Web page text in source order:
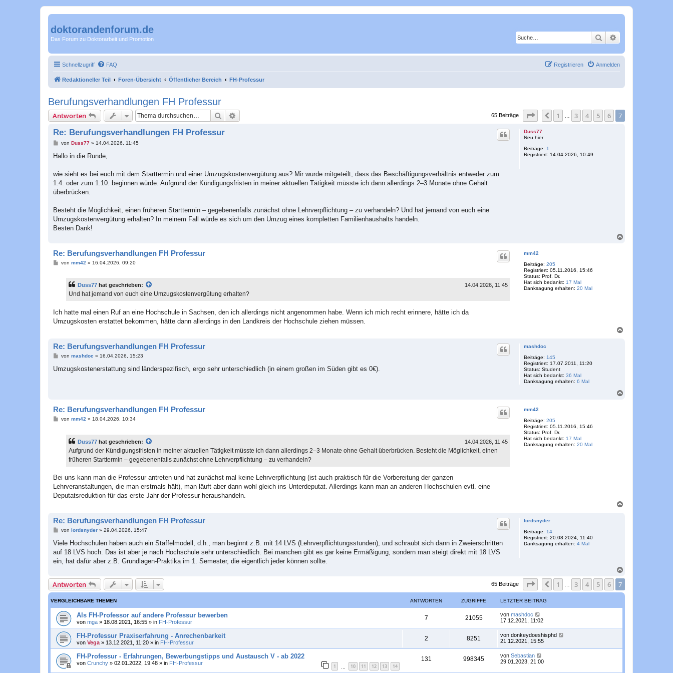
doktorandenforum.de
Das Forum zu Doktorarbeit und Promotion Suche
Schnellzugriff FAQ Anmelden
Registrieren
Redaktioneller Teil Foren-Übersicht Öffentlicher Bereich FH-Professur
Berufungsverhandlungen FH Professur
Antworten Suche 65 Beiträge Seite von
Vorherige
1 3 4 5 6 7
Duss77
Neu hier
Beiträge: 1
Registriert: 14.04.2026, 10:49
Re: Berufungsverhandlungen FH Professur
B
i
a
von Duss77» 14.04.2026, 11:45
Hallo in die Runde,
wie sieht es bei euch mit dem Starttermin und einer Umzugskostenvergütung aus? Mir wurde mitgeteilt, dass das Beschäftigungsverhältnis entweder zum
1.4. oder zum 1.10. beginnen würde. Aufgrund der Kündigungsfristen in meiner aktuellen Tätigkeit müsste ich dann allerdings 2–3 Monate ohne Gehalt
überbrücken.
Besteht die Möglichkeit, einen früheren Starttermin – gegebenenfalls zunächst ohne Lehrverpflichtung – zu verhandeln? Und hat jemand von euch eine
Umzugskostenvergütung erhalten? In meinem Fall würde es sich um den Umzug eines kompletten Familienhaushalts handeln.
Besten Dank!
mm42
Beiträge: 205
Registriert: 05.11.2016, 15:46
Status: Prof. Dr.
Hat sich bedankt: 17 Mal
Danksagung erhalten: 20 Mal
Re: Berufungsverhandlungen FH Professur
Bvon mm42 » 16.04.2026, 09:20
Duss77 hat geschrieben: 14.04.2026, 11:45
Und hat jemand von euch eine Umzugskostenvergütung erhalten?
Ich hatte mal einen Ruf an eine Hochschule in Sachsen, den ich allerdings nicht angenommen habe. Wenn ich mich recht erinnere, hätte ich da
Umzugskosten erstattet bekommen, hätte dann allerdings in den Landkreis der Hochschule ziehen müssen.
mashdoc
Beiträge: 145
Registriert: 17.07.2011, 11:20
Status: Student
Hat sich bedankt: 36 Mal
Danksagung erhalten: 6 Mal
Re: Berufungsverhandlungen FH Professur
B
i
von mashdoc » 16.04.2026, 15:23
Umzugskostenerstattung sind länderspezifisch, ergo sehr unterschiedlich (in einem großen im Süden gibt es 0€).
mm42
Beiträge: 205
Registriert: 05.11.2016, 15:46
Status: Prof. Dr.
Hat sich bedankt: 17 Mal
Danksagung erhalten: 20 Mal
Re: Berufungsverhandlungen FH Professur
Bvon mm42» 18.04.2026, 10:34
Duss77 hat geschrieben: 14.04.2026, 11:45
Aufgrund der Kündigungsfristen in meiner aktuellen Tätigkeit müsste ich dann allerdings 2–3 Monate ohne Gehalt überbrücken. Besteht die Möglichkeit, einen
früheren Starttermin – gegebenenfalls zunächst ohne Lehrverpflichtung – zu verhandeln?
Bei uns kann man die Professur antreten und hat zunächst mal keine Lehrverpflichtung (ist auch praktisch für die Vorbereitung der ganzen
Lehrveranstaltungen, die man erstmals hält), man läuft aber dann wohl gleich ins Unterdeputat. Allerdings kann man an anderen Hochschulen evtl. eine
Deputatsreduktion für das erste Jahr der Professur heraushandeln.
lordsnyder
Beiträge: 14
Registriert: 20.08.2024, 11:40
Danksagung erhalten: 4 Mal
Re: Berufungsverhandlungen FH Professur
B
i
r
a
von lordsnyder» 29.04.2026, 15:47
Viele Hochschulen haben auch ein Staffelmodell, d.h., man beginnt z.B. mit 14 LVS (Lehrverpflichtungsstunden), und schraubt sich dann in Zweierschritten
auf 18 LVS hoch. Das ist aber je nach Hochschule sehr unterschiedlich. Bei manchen gibt es gar keine Ermäßigung, sondern man steigt direkt mit 18 LVS
ein, hat dafür aber z.B. Grundlagen-Praktika im 1. Semester, die eigentlich jeder können sollte.
h
o
Antworten 65 Beiträge Seite von
Vorherige
1 … 3 4 5 6 7
VERGLEICHBARE THEMEN ANTWORTEN ZUGRIFFE LETZTER BEITRAG
Als FH-Professor auf andere Professur bewerben
von mga » 18.08.2021, 16:55 » in FH-Professur
7A
n
w
21055Z
u
r
L
e
t
e
r
B
e
von mashdoc
17.12.2021, 11:02
FH-Professur Praxiserfahrung - Anrechenbarkeit
von Vega» 13.12.2021, 11:20 » in FH-Professur
2A
n
8251
u
L
e
t
e
r
von donkeydoeshisphd
21.12.2021, 15:55
FH-Professur - Erfahrungen, Bewerbungstipps und Austausch V - ab 2022
von Crunchy » 02.01.2022, 19:48 » in FH-Professur 1 10 11 12 13 14
131 998345Z
L
e
von Sebastian
29.01.2023, 21:00